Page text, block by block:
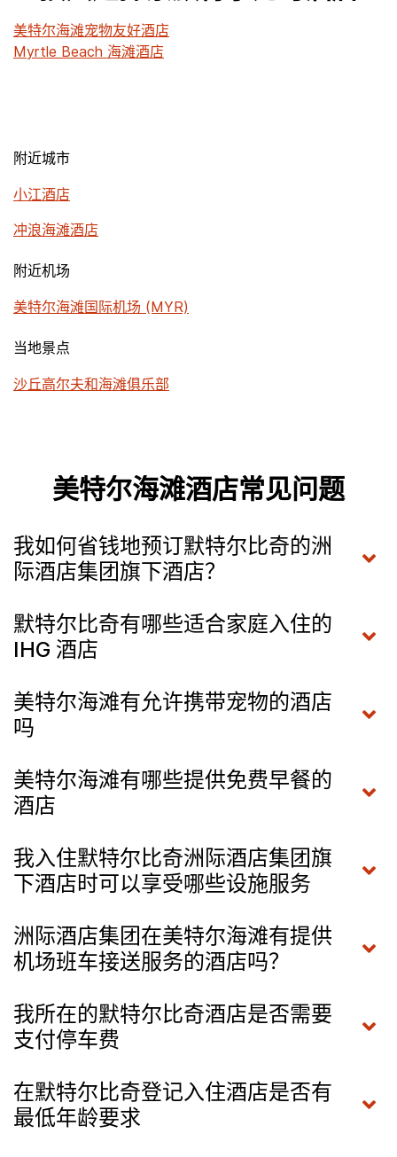
美特尔海滩宠物友好酒店
Myrtle Beach 海滩酒店
附近城市
小江酒店
冲浪海滩酒店
附近机场
美特尔海滩国际机场 (MYR)
当地景点
沙丘高尔夫和海滩俱乐部
美特尔海滩酒店常见问题
我如何省钱地预订默特尔比奇的洲
际酒店集团旗下酒店？
默特尔比奇有哪些适合家庭入住的
IHG 酒店
美特尔海滩有允许携带宠物的酒店
吗
美特尔海滩有哪些提供免费早餐的
酒店
我入住默特尔比奇洲际酒店集团旗
下酒店时可以享受哪些设施服务
洲际酒店集团在美特尔海滩有提供
机场班车接送服务的酒店吗？
我所在的默特尔比奇酒店是否需要
支付停车费
在默特尔比奇登记入住酒店是否有
最低年龄要求